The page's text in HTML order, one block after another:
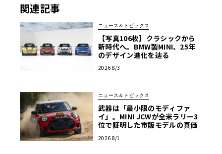
関連記事
ニュース＆トピックス
【写真106枚】クラシックから
新時代へ。BMW製MINI、25年
のデザイン進化を辿る
2026 8/3
ニュース＆トピックス
武器は「最小限のモディファ
イ」。MINI JCWが全米ラリー3
位で証明した市販モデルの真価
2026 8/1